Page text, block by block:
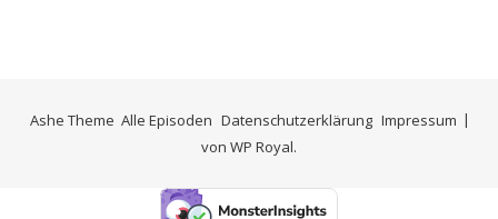
Alle Episoden Datenschutzerklärung Impressum
Ashe Theme
von WP Royal.